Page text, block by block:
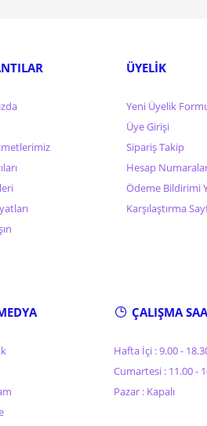
ÜYELİK
Yeni Üyelik
Üye Girişi
Sipariş Takip
Hesap
Ödeme Bildirimi
Karşılaştırma
ÇALIŞMA
Hafta İçi : 9.00 -
Cumartesi : 11.00 -
Pazar : Kapalı